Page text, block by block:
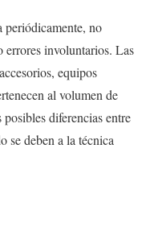
periódicamente, no
errores involuntarios. Las
equipos
al volumen de
diferencias entre
se deben a la técnica